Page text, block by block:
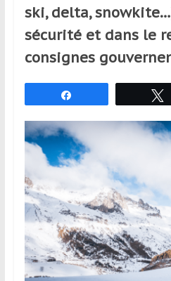
sport,
qui
déplacent
en
France
l’étranger
pour
assouvir
leur
passion,
tout
en
profitant
ski, delta,
sécurité et dans le
consignes